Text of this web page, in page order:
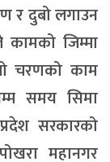
र दुबो लगाउन
जिम्मा
चरणको काम
समय सिमा
सरकारको
महानगर